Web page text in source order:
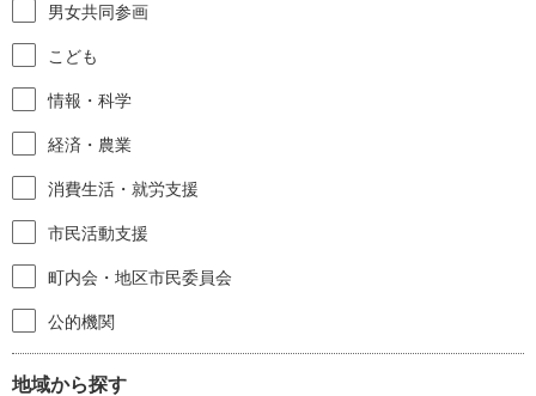
男女共同参画
こども
情報・科学
経済・農業
消費生活・就労支援
市民活動支援
町内会・地区市民委員会
公的機関
地域から探す